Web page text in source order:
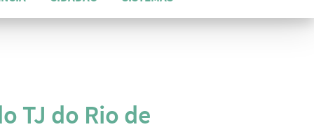
TJ do Rio de